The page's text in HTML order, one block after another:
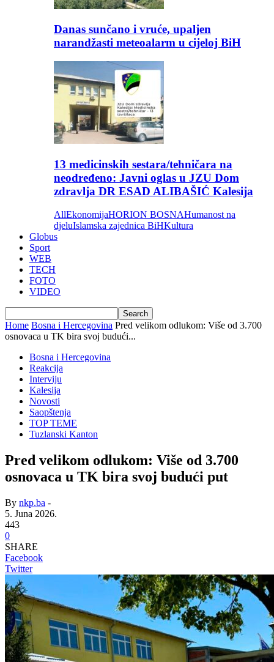
Danas sunčano i vruće, upaljen
narandžasti meteoalarm u cijeloj BiH
13 medicinskih sestara/tehničara na
neodređeno: Javni oglas u JZU Dom
zdravlja DR ESAD ALIBAŠIĆ Kalesija
AllEkonomijaHORION BOSNAHumanost na
djeluIslamska zajednica BiHKultura
Globus
Sport
WEB
TECH
FOTO
VIDEO
Home Bosna i Hercegovina Pred velikom odlukom: Više od 3.700
osnovaca u TK bira svoj budući...
Bosna i Hercegovina
Reakcija
Interviju
Kalesija
Novosti
Saopštenja
TOP TEME
Tuzlanski Kanton
Pred velikom odlukom: Više od 3.700
osnovaca u TK bira svoj budući put
By nkp.ba -
5. Juna 2026.
443
0
SHARE
Facebook
Twitter